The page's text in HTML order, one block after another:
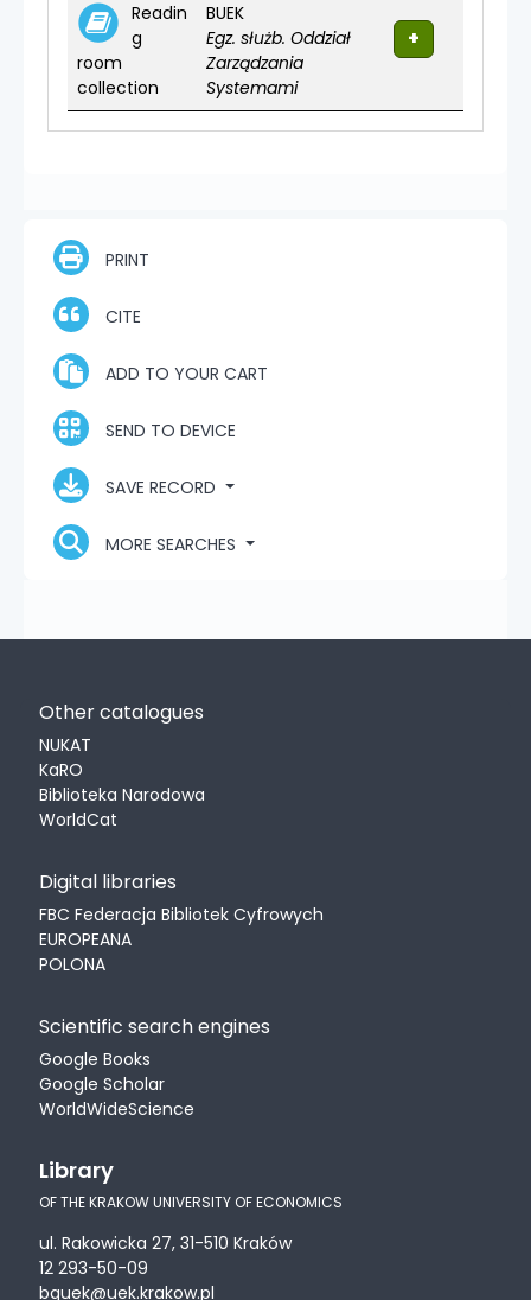
Readin
g
room
collection
BUEK
Egz. służb. Oddział
Zarządzania
Systemami
PRINT
CITE
ADD TO YOUR CART
SEND TO DEVICE
SAVE RECORD
MORE SEARCHES
Other catalogues
NUKAT
KaRO
Biblioteka Narodowa
WorldCat
Digital libraries
FBC Federacja Bibliotek Cyfrowych
EUROPEANA
POLONA
Scientific search engines
Google Books
Google Scholar
WorldWideScience
Library
OF THE KRAKOW UNIVERSITY OF ECONOMICS
ul. Rakowicka 27, 31-510 Kraków
12 293-50-09
bguek@uek.krakow.pl